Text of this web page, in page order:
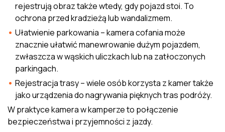
rejestrują obraz także wtedy, gdy pojazd stoi. To
ochrona przed kradzieżą lub wandalizmem.
Ułatwienie parkowania – kamera cofania może
znacznie ułatwić manewrowanie dużym pojazdem,
zwłaszcza w wąskich uliczkach lub na zatłoczonych
parkingach.
Rejestracja trasy – wiele osób korzysta z kamer także
jako urządzenia do nagrywania pięknych tras podróży.
W praktyce kamera w kamperze to połączenie
bezpieczeństwa i przyjemności z jazdy.